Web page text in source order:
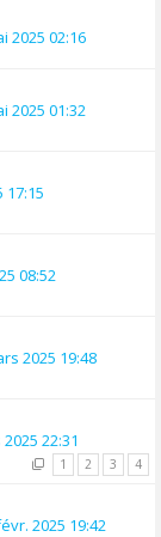
2025 02:16
2025 01:32
17:15
08:52
2025 19:48
22:31
1 2 3 4
2025 19:42